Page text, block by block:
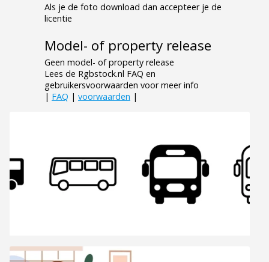
Als je de foto download dan accepteer je de
licentie
Model- of property release
Geen model- of property release
Lees de Rgbstock.nl FAQ en
gebruikersvoorwaarden voor meer info
| FAQ | voorwaarden |